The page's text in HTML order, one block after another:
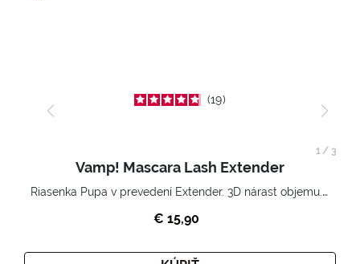
19
Vamp! Mascara Lash Extender
Riasenka Pupa v prevedení Extender. 3D nárast objemu. Nekonečne zhutnené a nadvihnuté riasy.
€ 15,90
1 / 3